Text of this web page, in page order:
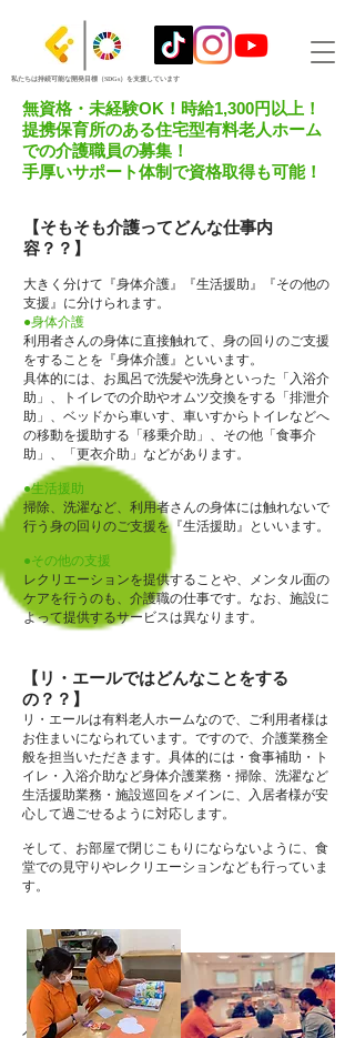
私たちは持続可能な開発目標（SDGs）を支援しています
無資格・未経験OK！時給1,300円以上！
提携保育所のある住宅型有料老人ホーム
での介護職員の募集！
手厚いサポート体制で資格取得も可能！
【そもそも介護ってどんな仕事内
容？？】
大きく分けて『身体介護』『生活援助』『その他の
支援』に分けられます。
●身体介護
利用者さんの身体に直接触れて、身の回りのご支援
をすることを『身体介護』といいます。
具体的には、お風呂で洗髪や洗身といった「入浴介
助」、トイレでの介助やオムツ交換をする「排泄介
助」、ベッドから車いす、車いすからトイレなどへ
の移動を援助する「移乗介助」、その他「食事介
助」、「更衣介助」などがあります。
●生活援助
掃除、洗濯など、利用者さんの身体には触れないで
行う身の回りのご支援を『生活援助』といいます。
●その他の支援
レクリエーションを提供することや、メンタル面の
ケアを行うのも、介護職の仕事です。なお、施設に
よって提供するサービスは異なります。
【リ・エールではどんなことをする
の？？】
リ・エールは有料老人ホームなので、ご利用者様は
お住まいになられています。ですので、介護業務全
般を担当いただきます。具体的には ・食事補助 ・ト
イレ・入浴介助など身体介護業務 ・掃除、洗濯など
生活援助業務 ・施設巡回 をメインに、入居者様が安
心して過ごせるように対応します。
そして、お部屋で閉じこもりにならないように、食
堂での見守りやレクリエーションなども行っていま
す。
入居者様から聞くお話しはたくさんの気づきがあり